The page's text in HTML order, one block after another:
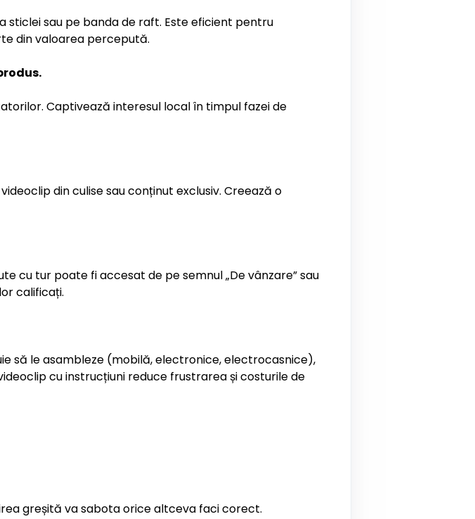
sau pe banda de raft. Este eficient pentru
din valoarea percepută.
Captivează interesul local în timpul fazei de
din culise sau conținut exclusiv. Creează o
cu tur poate fi accesat de pe semnul „De vânzare” sau
calificați.
să le asambleze (mobilă, electronice, electrocasnice),
cu instrucțiuni reduce frustrarea și costurile de
greșită va sabota orice altceva faci corect.